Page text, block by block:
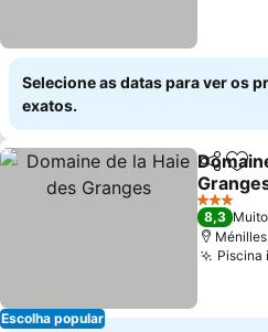
Selecione as datas para ver os
exatos.
Escolha popular
Partilhar
3 Estrelas
8,3
Piscina